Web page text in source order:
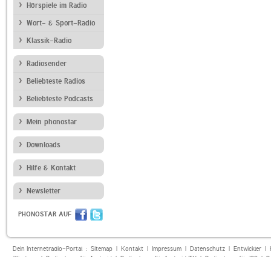
Hörspiele im Radio
Wort- & Sport-Radio
Klassik-Radio
Radiosender
Beliebteste Radios
Beliebteste Podcasts
Mein phonostar
Downloads
Hilfe & Kontakt
Newsletter
PHONOSTAR AUF
Dein Internetradio-Portal : Sitemap| Kontakt| Impressum| Datenschutz| Entwickler|